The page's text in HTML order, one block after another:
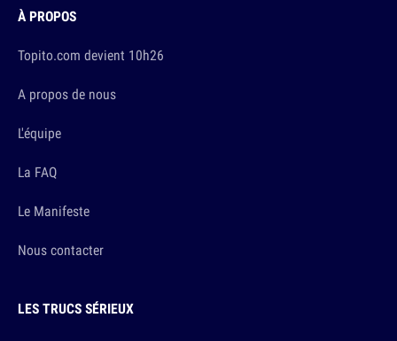
À PROPOS
Topito.com devient 10h26
A propos de nous
L'équipe
La FAQ
Le Manifeste
Nous contacter
LES TRUCS SÉRIEUX